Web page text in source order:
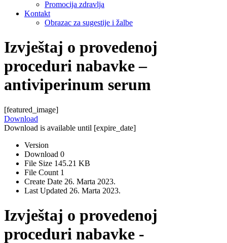
Promocija zdravlja
Kontakt
Obrazac za sugestije i žalbe
Izvještaj o provedenoj
proceduri nabavke –
antiviperinum serum
[featured_image]
Download
Download is available until [expire_date]
Version
Download 0
File Size 145.21 KB
File Count 1
Create Date 26. Marta 2023.
Last Updated 26. Marta 2023.
Izvještaj o provedenoj
proceduri nabavke -